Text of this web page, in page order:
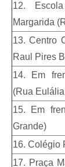
12.
Margarida
13. Centro
Raul Pires
14. Em
(Rua
15. Em
Grande)
16. Colégio
17. Praça